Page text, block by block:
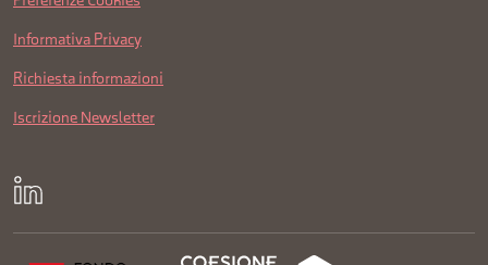
Informativa Privacy
Richiesta informazioni
Iscrizione Newsletter